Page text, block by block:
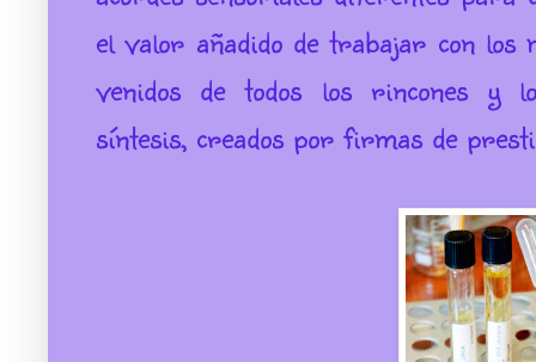
el valor añadido de trabajar con los
venidos de todos los rincones y
síntesis, creados por firmas de